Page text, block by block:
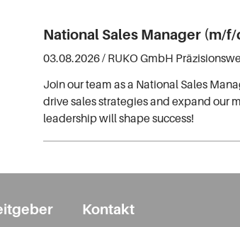
National Sales Manager (m/f/
03.08.2026 / RUKO GmbH
Join our team as a National Sales
drive sales strategies and expand our
leadership will shape success!
Kontakt